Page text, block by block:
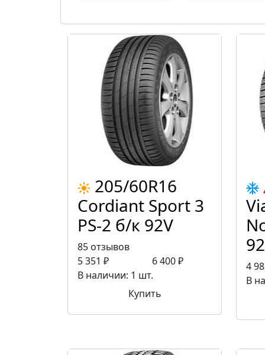
205/60R16
Cordiant Sport 3
PS-2 б/к 92V
85 отзывов
5 351 ₽
6 400 ₽
В наличии: 1 шт.
Купить
4
В